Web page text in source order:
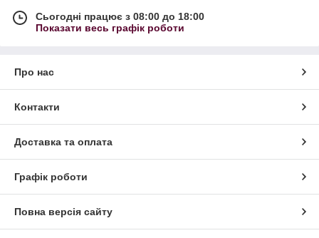
Сьогодні працює з 08:00 до 18:00
Показати весь графік роботи
Про нас
Контакти
Доставка та оплата
Графік роботи
Повна версія сайту